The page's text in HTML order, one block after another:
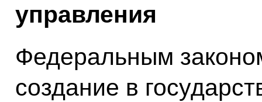
управления
Федеральным
создание в